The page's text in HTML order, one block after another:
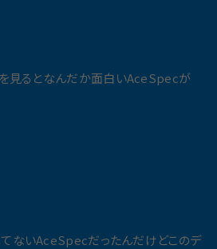
を見るとなんだか面白いAceSpecが
ないAceSpecだったんだけどこのデ